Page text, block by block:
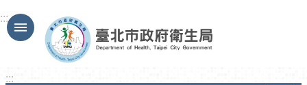
跳到主要內容區塊
:::
:::